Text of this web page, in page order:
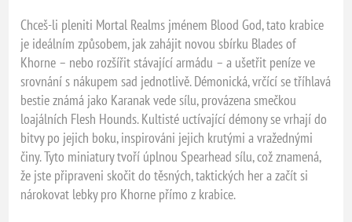
Chceš-li pleniti Mortal Realms jménem Blood God, tato krabice
je ideálním způsobem, jak zahájit novou sbírku Blades of
Khorne – nebo rozšířit stávající armádu – a ušetřit peníze ve
srovnání s nákupem sad jednotlivě. Démonická, vrčící se tříhlavá
bestie známá jako Karanak vede sílu, provázena smečkou
loajálních Flesh Hounds. Kultisté uctívající démony se vrhají do
bitvy po jejich boku, inspirováni jejich krutými a vražednými
činy. Tyto miniatury tvoří úplnou Spearhead sílu, což znamená,
že jste připraveni skočit do těsných, taktických her a začít si
nárokovat lebky pro Khorne přímo z krabice.